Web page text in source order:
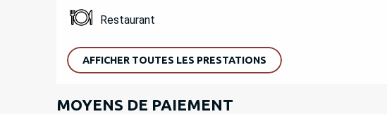
Restaurant
AFFICHER TOUTES LES PRESTATIONS
MOYENS DE PAIEMENT